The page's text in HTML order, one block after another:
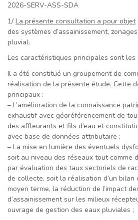
2026-SERV-ASS-SDA
1/ La présente consultation a pour objet
des systèmes d’assainissement,
pluvial.
Les caractéristiques principales sont les
Il a été constitué un groupement de
réalisation de la présente étude. Cette
principaux :
– L’amélioration de la connaissance
exhaustif avec géoréférencement de
des affleurants et fils d’eau et
avec base de données attributaire ;
– La mise en lumière des éventuels
soit au niveau des réseaux tout comme
par évaluation des taux sectoriels de
de collecte, soit la réalisation d’un bilan
moyen terme, la réduction de l’impact
d’assainissement sur les milieux
ouvrage de gestion des eaux pluviales ;